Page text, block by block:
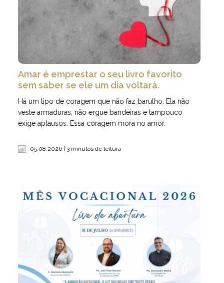
Amar é emprestar o seu livro favorito
sem saber se ele um dia voltará.
Há um tipo de coragem que não faz barulho. Ela não
veste armaduras, não ergue bandeiras e tampouco
exige aplausos. Essa coragem mora no amor.
05.08.2026 | 3 minutos de leitura